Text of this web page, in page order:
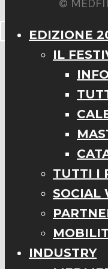
©
EDIZIONE
IL
TUTTI I
SOCIAL
INDUSTRY